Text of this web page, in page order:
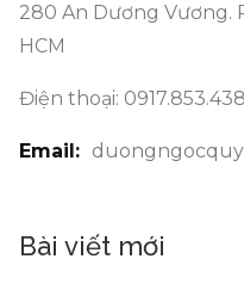
280 An Dương Vương.
HCM
Điện thoại:
Email:
Bài viết mới